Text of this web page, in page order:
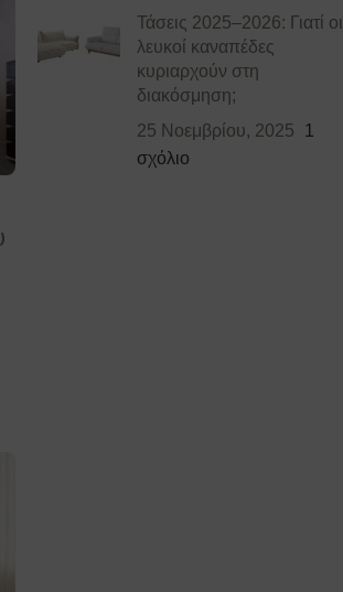
Τάσεις 2025–2026: Γιατί οι
λευκοί καναπέδες
κυριαρχούν στη
διακόσμηση;
25 Νοεμβρίου, 2025
1
σχόλιο